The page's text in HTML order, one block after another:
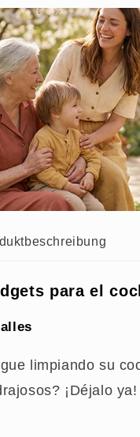
3
piezas)
para el
limpiando su
¡Déjalo